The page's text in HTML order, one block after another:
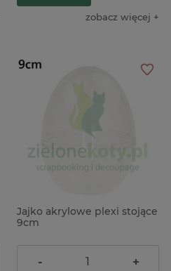
zobacz więcej
Jajko akrylowe plexi stojące
9cm
3,90 zł
- +